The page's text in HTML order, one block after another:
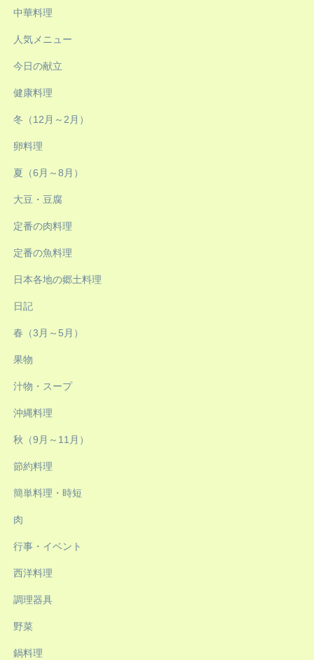
中華料理
人気メニュー
今日の献立
健康料理
冬（12月～2月）
卵料理
夏（6月～8月）
大豆・豆腐
定番の肉料理
定番の魚料理
日本各地の郷土料理
日記
春（3月～5月）
果物
汁物・スープ
沖縄料理
秋（9月～11月）
節約料理
簡単料理・時短
肉
行事・イベント
西洋料理
調理器具
野菜
鍋料理